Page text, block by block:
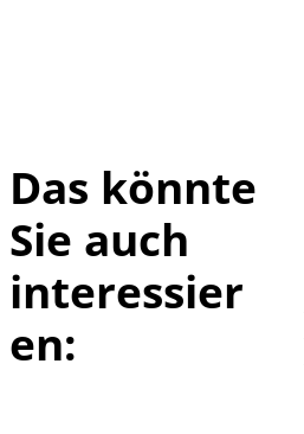
Das könnte
Sie auch
interessier
en: